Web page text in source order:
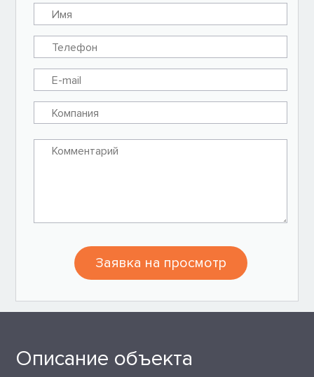
Заявка на просмотр
Описание объекта